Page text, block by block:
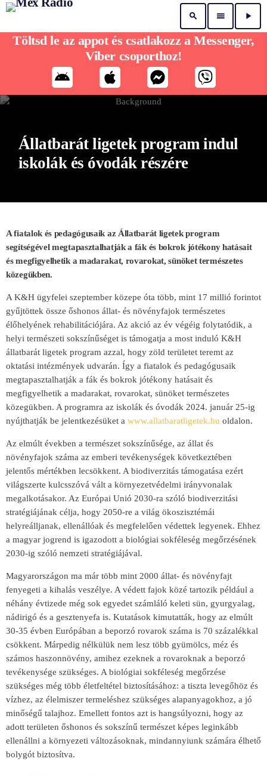
search menu play_arrow
Állatbarát ligetek program indul
iskolák és óvodák részére
A fiatalok és pedagógusaik az Állatbarát ligetek program
segítségével megtapasztalhatják a fák és bokrok jótékony hatásait
és megfigyelhetik a madarakat, rovarokat, sünöket természetes
közegükben.
A K&H ügyfelei szeptember közepe óta több, mint 17 millió forintot
gyűjtöttek össze őshonos állat- és növényfajok természetes
élőhelyének rehabilitációjára. Az akció az év végéig folytatódik, a
helyi természeti sokszínűséget is támogatja a most induló K&H
állatbarát ligetek program azzal, hogy zöld területet teremt az
oktatási intézmények udvarán. Így a fiatalok és pedagógusaik
megtapasztalhatják a fák és bokrok jótékony hatásait és
megfigyelhetik a madarakat, rovarokat, sünöket természetes
közegükben. A programra az iskolák és óvodák 2024. január 25-ig
nyújthatják be jelentkezésüket a www.allatbaratligetek.hu oldalon.
Az elmúlt években a természet sokszínűsége, az állat és
növényfajok száma az emberi tevékenységek következtében
jelentős mértékben lecsökkent. A biodiverzitás támogatása ezért
világszerte kulcsszóvá vált a környezetvédelmi irányvonalak
megalkotásakor. Az Európai Unió 2030-ra szóló biodiverzitási
stratégiájának célja, hogy 2050-re a világ ökoszisztémái
helyreálljanak, ellenállóak és megfelelően védettek legyenek. Ehhez
a magyar jogrend is igazodott a biológiai sokféleség megőrzésének
2030-ig szóló nemzeti stratégiájával.
Magyarországon ma már több mint 2000 állat- és növényfajt
fenyegeti a kihalás veszélye. A védett fajok közé tartozik például a
néhány évtizede még sok egyedet számláló keleti sün, gyurgyalag,
nádirigó és a gesztenyefa is. Kutatások kimutatták, hogy az elmúlt
30-35 évben Európában a beporzó rovarok száma is 70 százalékkal
csökkent. Márpedig nélkülük nem lesz több gyümölcs, méz és
számos haszonnövény, amihez ezeknek a rovaroknak a beporzó
tevékenysége szükséges. A biológiai sokféleség megőrzése
szükséges még több életfeltétel biztosításához: a tiszta levegőhöz és
vízhez, az élelmiszer termeléshez szükséges alapanyagokhoz, a jó
minőségű talajhoz. Emellett fontos azt is hangsúlyozni, hogy az
adott területen őshonos és sokszínű természet képes leginkább
ellenállni a környezeti változásoknak, mindannyiunk számára élhető
bolygót biztosítva.
Töltsd le az appot és csatlakozz a Messenger,
Viber csoporthoz!